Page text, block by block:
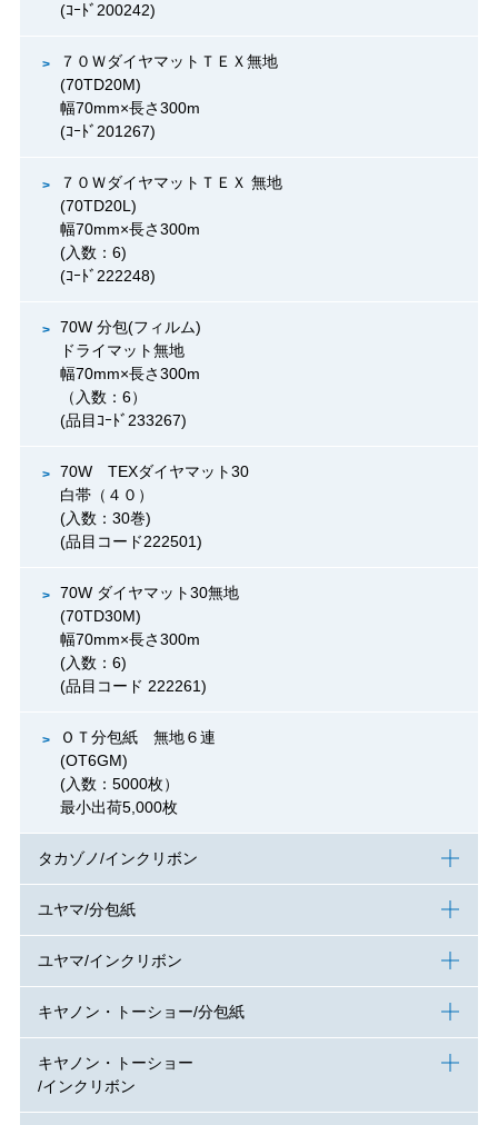
(ｺｰﾄﾞ200242)
７０ＷダイヤマットＴＥＸ無地
(70TD20M)
幅70mm×長さ300m
(ｺｰﾄﾞ201267)
７０ＷダイヤマットＴＥＸ 無地
(70TD20L)
幅70mm×長さ300m
(入数：6)
(ｺｰﾄﾞ222248)
70W 分包(フィルム)
ドライマット無地
幅70mm×長さ300m
（入数：6）
(品目ｺｰﾄﾞ233267)
70W TEXダイヤマット30
白帯（４０）
(入数：30巻)
(品目コード222501)
70W ダイヤマット30無地
(70TD30M)
幅70mm×長さ300m
(入数：6)
(品目コード 222261)
ＯＴ分包紙 無地６連
(OT6GM)
(入数：5000枚）
最小出荷5,000枚
タカゾノ/インクリボン
ユヤマ/分包紙
ユヤマ/インクリボン
キヤノン・トーショー/分包紙
キヤノン・トーショー
/インクリボン